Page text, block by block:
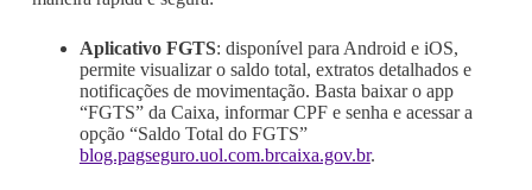
Aplicativo FGTS: disponível para Android e iOS,
permite visualizar o saldo total, extratos detalhados e
notificações de movimentação. Basta baixar o app
“FGTS” da Caixa, informar CPF e senha e acessar a
opção “Saldo Total do FGTS”
blog.pagseguro.uol.com.brcaixa.gov.br.